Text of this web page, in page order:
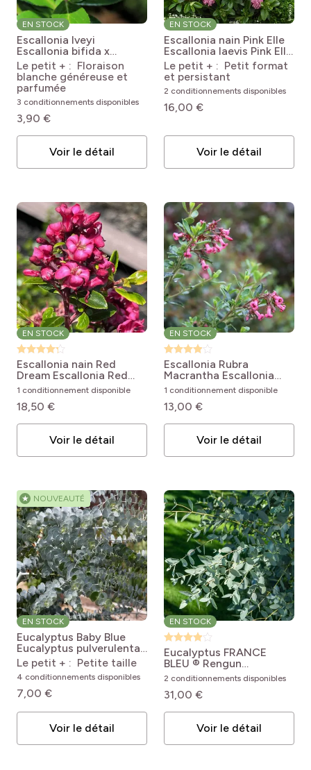
EN STOCK
Escallonia Iveyi
Escallonia bifida x
exoniensis Iveyi
Le petit + : Floraison
blanche généreuse et
parfumée
3 conditionnements disponibles
3,90 €
Voir le détail
EN STOCK
Escallonia nain Pink Elle
Escallonia laevis Pink Elle
Lades
Le petit + : Petit format
et persistant
2 conditionnements disponibles
16,00 €
Voir le détail
EN STOCK
Escallonia nain Red
Dream Escallonia Red
Dream
1 conditionnement disponible
18,50 €
Voir le détail
EN STOCK
Escallonia Rubra
Macrantha Escallonia
rubra var. macrantha
1 conditionnement disponible
13,00 €
Voir le détail
★ NOUVEAUTÉ
EN STOCK
Eucalyptus Baby Blue
Eucalyptus pulverulenta
Baby Blue
Le petit + : Petite taille
4 conditionnements disponibles
7,00 €
Voir le détail
EN STOCK
Eucalyptus FRANCE
BLEU ® Rengun
Eucalyptus gunnii France
Bleu® Rengun
2 conditionnements disponibles
31,00 €
Voir le détail